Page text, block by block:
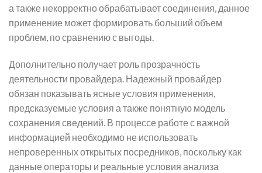
а также некорректно обрабатывает соединения, данное
применение может формировать больший объем
проблем, по сравнению с выгоды.
Дополнительно получает роль прозрачность
деятельности провайдера. Надежный провайдер
обязан показывать ясные условия применения,
предсказуемые условия а также понятную модель
сохранения сведений. В процессе работе с важной
информацией необходимо не использовать
непроверенных открытых посредников, поскольку как
данные операторы и реальные условия анализа